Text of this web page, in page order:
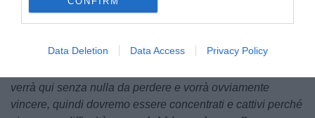
Personal Data that Is Unrelated with the
Purposes for which it was collected.
Opted Out
Data Deletion Data Access Privacy Policy
gara d'andata per 0-1.
di ritorno:“Non abbiamo ancora fatto nullae l'ho ribadito
verrà qui senza nulla da perdere e vorrà ovviamente
vincere, quindi dovremo essere concentrati e cattivi perché